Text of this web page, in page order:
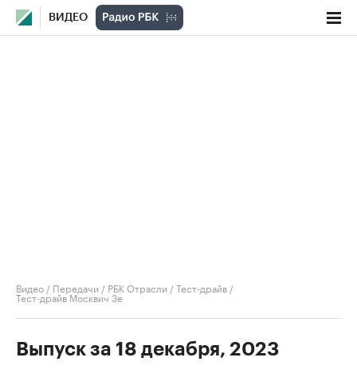
ВИДЕО
Видео / Передачи / РБК Отрасли / Тест-драйв /
Тест-драйв Москвич 3е
Выпуск за 18 декабря, 2023